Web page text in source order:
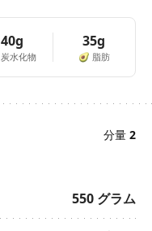
40g
炭水化物
35g
🥑 脂肪
分量 2
550 グラム